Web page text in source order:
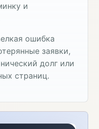
и
ошибка
заявки,
долг или
страниц.